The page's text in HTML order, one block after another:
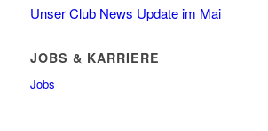
Unser Club News Update im Mai
JOBS & KARRIERE
Jobs